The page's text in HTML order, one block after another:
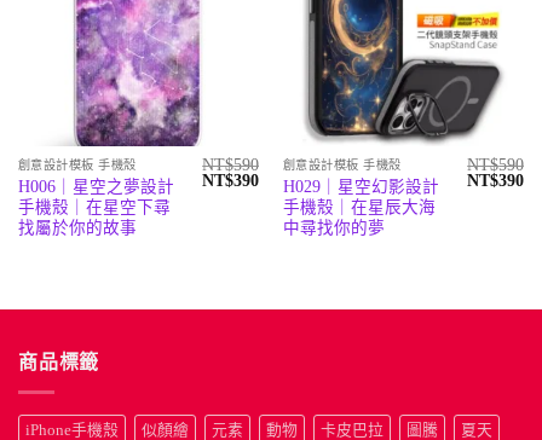
創意設計模板 手機殼
H006｜星空之夢設計
手機殼｜在星空下尋
找屬於你的故事
NT$590
原
NT$390目
格：
創意設計模板 手機殼
H029｜星空幻影設計
手機殼｜在星辰大海
中尋找你的夢
NT$590
原
NT$390目
商品標籤
iPhone手機殼 似顏繪 元素 動物 卡皮巴拉 圖騰 夏天